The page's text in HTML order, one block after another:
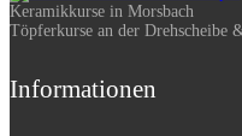
Keramikkurse in Morsbach
Töpferkurse an der Drehscheibe
Informationen